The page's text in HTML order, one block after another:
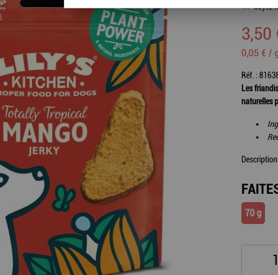
Soyez
3,50
0,05 € /
Réf. :
Les
naturelles
Description
70 g